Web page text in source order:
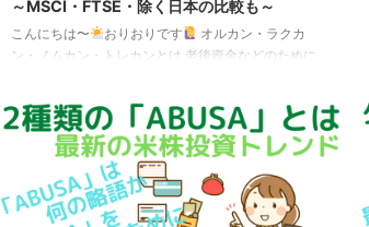
～MSCI・FTSE・除く日本の比較も～
こんにちは〜 おりおりです
オルカン・ラクカ
ン・ノムカン・トレカンとは 老後資金などのために、
インデックスファンドです。 初心者だけではなく、色
んなものに手を出した挙句、全世界株式に回帰する、
というのもよくある話です。 そして、全世界株式と言
えば何といっても「オルカン」（eMAXIS Slim 全世界
株式（オール・カントリー）でしょう。 あまりにメジ